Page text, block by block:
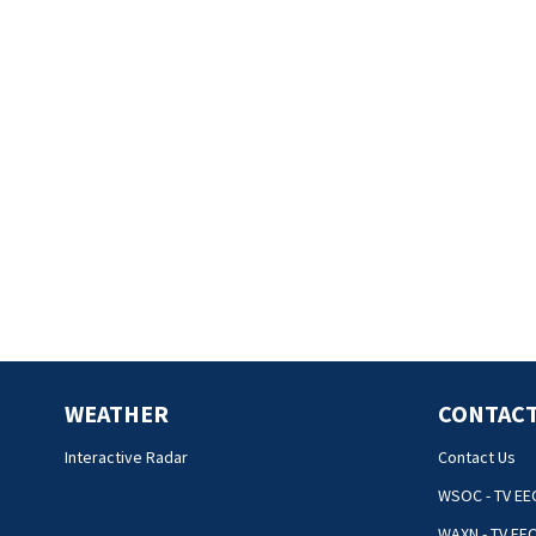
WEATHER
Interactive Radar
Contact Us
WSOC - TV